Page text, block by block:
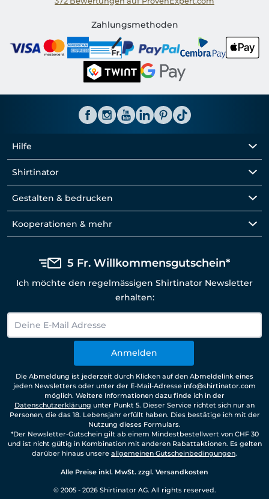
Shirtinator CH
Zahlungsmethoden
Hilfe
Shirtinator
Gestalten & bedrucken
Kooperationen & mehr
5 Fr. Willkommensgutschein*
Ich möchte den regelmässigen Shirtinator Newsletter
erhalten:
Anmelden
Die Abmeldung ist jederzeit durch Klicken auf den Abmeldelink eines
jeden Newsletters oder unter der E-Mail-Adresse info@shirtinator.com
möglich. Weitere Informationen dazu finde ich in der
Datenschutzerklärung unter Punkt 5. Dieser Service richtet sich nur an
Personen, die das 18. Lebensjahr erfüllt haben. Dies bestätige ich mit der
Nutzung dieses Formulars.
*Der Newsletter-Gutschein gilt ab einem Mindestbestellwert von CHF 30
und ist nicht gültig in Kombination mit anderen Rabattaktionen. Es gelten
darüber hinaus unsere allgemeinen Gutscheinbedingungen.
Alle Preise inkl. MwSt. zzgl. Versandkosten
© 2005 - 2026 Shirtinator AG. All rights reserved.